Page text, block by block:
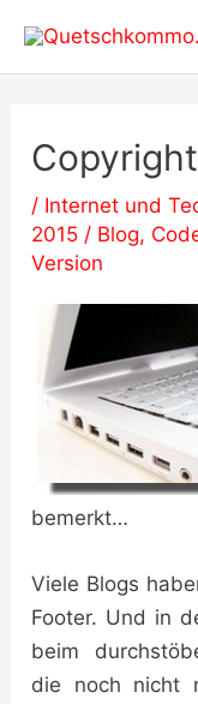
Inhalt
/ Internet und
2015 / Blog,
Version
bemerkt…
Viele Blogs
Footer. Und in
beim
die noch nicht